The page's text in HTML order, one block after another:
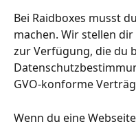
Bei Raidboxes musst
machen. Wir stellen
zur Verfügung, die du
GVO-konforme
Wenn du eine